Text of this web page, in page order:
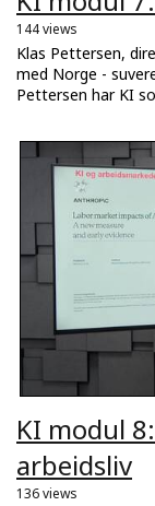
144 views
Klas Pettersen,
med Norge -
Pettersen har KI
KI modul
arbeidsliv
136 views